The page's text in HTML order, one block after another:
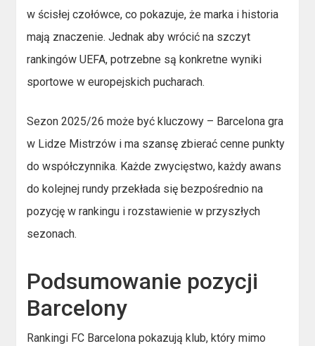
w ścisłej czołówce, co pokazuje, że marka i historia
mają znaczenie. Jednak aby wrócić na szczyt
rankingów UEFA, potrzebne są konkretne wyniki
sportowe w europejskich pucharach.
Sezon 2025/26 może być kluczowy – Barcelona gra
w Lidze Mistrzów i ma szansę zbierać cenne punkty
do współczynnika. Każde zwycięstwo, każdy awans
do kolejnej rundy przekłada się bezpośrednio na
pozycję w rankingu i rozstawienie w przyszłych
sezonach.
Podsumowanie pozycji
Barcelony
Rankingi FC Barcelona pokazują klub, który mimo